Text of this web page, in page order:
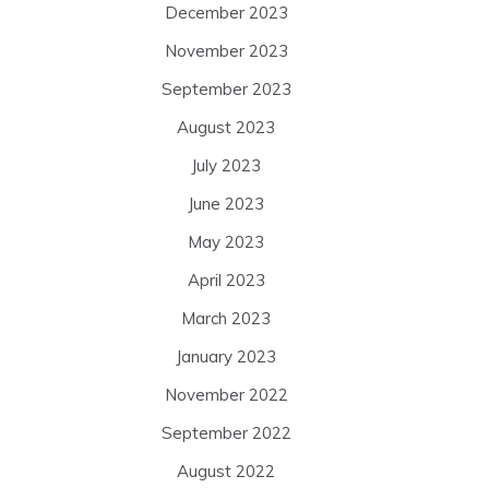
December 2023
November 2023
September 2023
August 2023
July 2023
June 2023
May 2023
April 2023
March 2023
January 2023
November 2022
September 2022
August 2022